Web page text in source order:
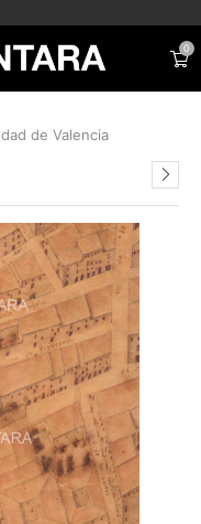
0
de Valencia